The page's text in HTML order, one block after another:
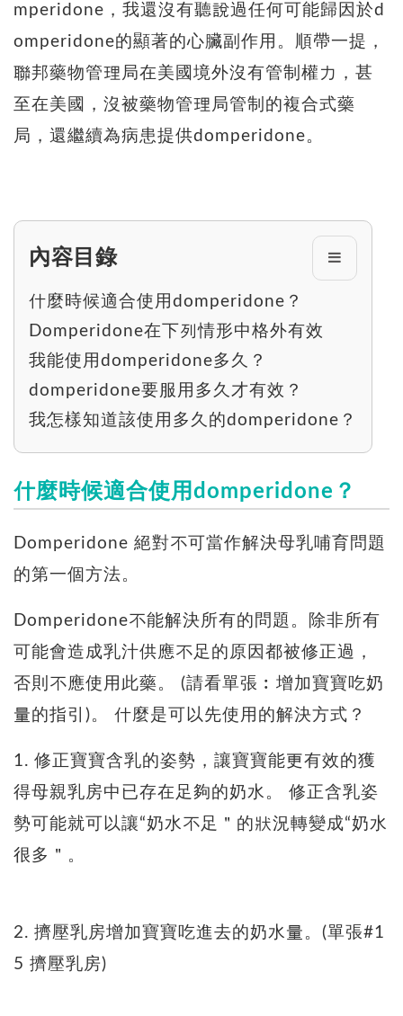
mperidone，我還沒有聽說過任何可能歸因於d
omperidone的顯著的心臟副作用。順帶一提，
聯邦藥物管理局在美國境外沒有管制權力，甚
至在美國，沒被藥物管理局管制的複合式藥
局，還繼續為病患提供domperidone。
內容目錄
什麼時候適合使用domperidone？
Domperidone在下列情形中格外有效
我能使用domperidone多久？
domperidone要服用多久才有效？
我怎樣知道該使用多久的domperidone？
什麼時候適合使用domperidone？
Domperidone 絕對不可當作解決母乳哺育問題
的第一個方法。
Domperidone不能解決所有的問題。除非所有
可能會造成乳汁供應不足的原因都被修正過，
否則不應使用此藥。 (請看單張︰增加寶寶吃奶
量的指引)。 什麼是可以先使用的解決方式？
1. 修正寶寶含乳的姿勢，讓寶寶能更有效的獲
得母親乳房中已存在足夠的奶水。 修正含乳姿
勢可能就可以讓“奶水不足＂的狀況轉變成“奶水
很多＂。
2. 擠壓乳房增加寶寶吃進去的奶水量。(單張#1
5 擠壓乳房)